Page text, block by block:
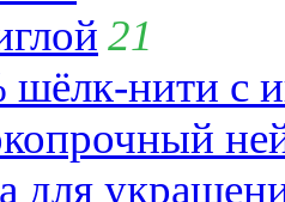
21
шёлк-нити с
для